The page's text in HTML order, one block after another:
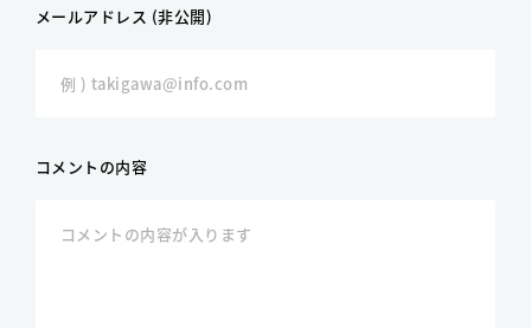
メールアドレス (非公開)
コメントの内容